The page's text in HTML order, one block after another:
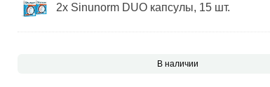
2x Sinunorm DUO капсулы, 15 шт.
В наличии